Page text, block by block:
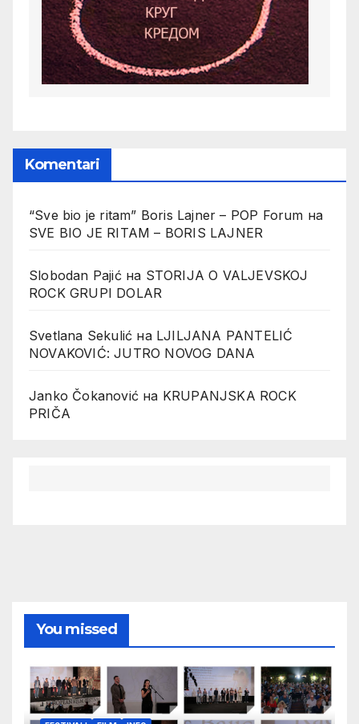
Komentari
“Sve bio je ritam” Boris Lajner – POP Forum на
SVE BIO JE RITAM – BORIS LAJNER
Slobodan Pajićна STORIJA O VALJEVSKOJ
ROCK GRUPI DOLAR
Svetlana Sekulić на LJILJANA PANTELIĆ
NOVAKOVIĆ: JUTRO NOVOG DANA
Janko Čokanović на KRUPANJSKA ROCK
PRIČA
You missed